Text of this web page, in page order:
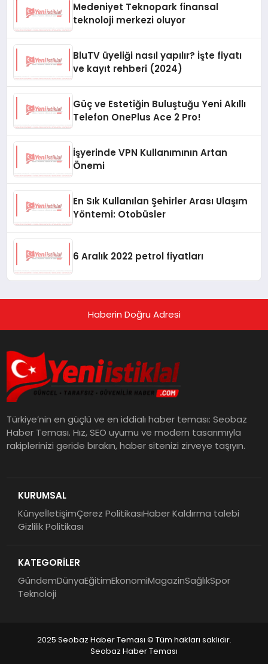
Medeniyet Teknopark finansal
teknoloji merkezi oluyor
BluTV üyeliği nasıl yapılır? İşte fiyatı
ve kayıt rehberi (2024)
Güç ve Estetiğin Buluştuğu Yeni Akıllı
Telefon OnePlus Ace 2 Pro!
İşyerinde VPN Kullanımının Artan
Önemi
En Sık Kullanılan Şehirler Arası Ulaşım
Yöntemi: Otobüsler
6 Aralık 2022 petrol fiyatları
Haberin Doğru Adresi
Türkiye’nin en güçlü ve en iddialı haber teması: Seobaz
Haber Teması. Hız, SEO uyumu ve modern tasarımıyla
rakiplerinizi geride bırakın, haber sitenizi zirveye taşıyın.
KURUMSAL
KünyeİletişimÇerez PolitikasıHaber Kaldırma talebi
Gizlilik Politikası
KATEGORİLER
GündemDünyaEğitimEkonomiMagazinSağlıkSpor
Teknoloji
2025 Seobaz Haber Teması © Tüm hakları saklıdır.
Seobaz Haber Teması